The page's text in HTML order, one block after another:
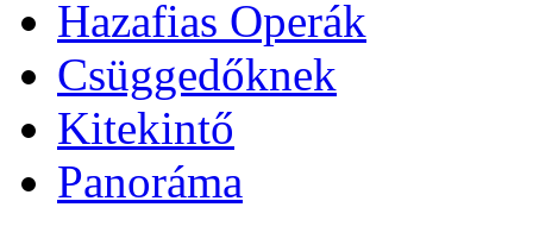
Hazafias Operák
Csüggedőknek
Kitekintő
Panoráma